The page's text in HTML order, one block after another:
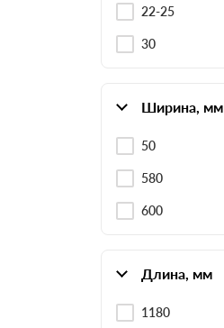
22-25
30
Ширина, мм
50
580
600
Длина, мм
1180